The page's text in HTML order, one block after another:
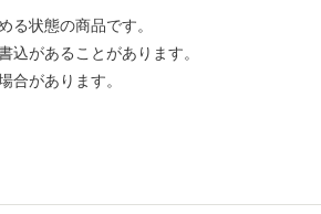
状態の商品です。
があることがあります。
があります。